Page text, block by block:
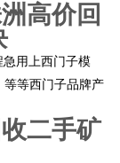
高价回
用上西门子模
等等西门子品牌产
二手矿